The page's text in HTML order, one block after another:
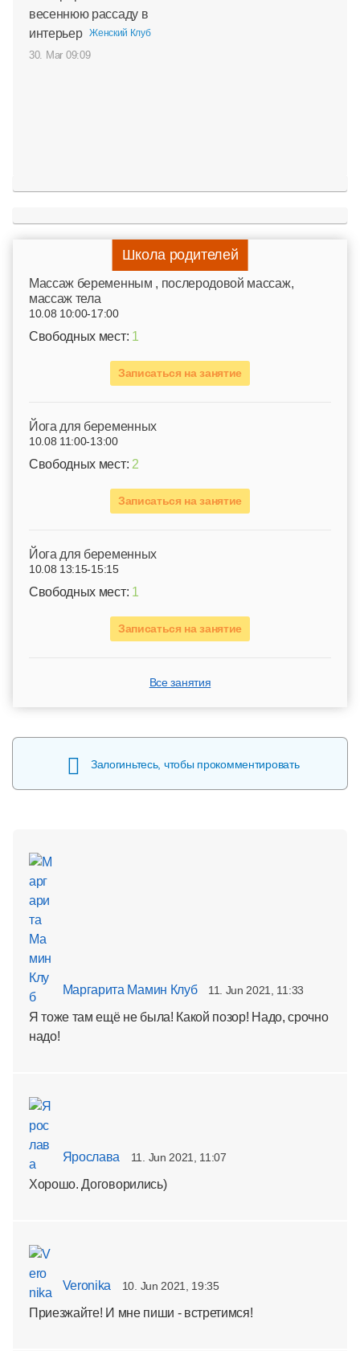
весеннюю рассаду в
интерьер
Женский Клуб
30. Mar 09:09
Школа родителей
Mассаж беременным , послеродовой массаж,
массаж тела
10.08 10:00-17:00
Свободных мест: 1
Записаться на занятие
Йога для беременных
10.08 11:00-13:00
Свободных мест: 2
Записаться на занятие
Йога для беременных
10.08 13:15-15:15
Свободных мест: 1
Записаться на занятие
Все занятия
Залогиньтесь, чтобы прокомментировать
Маргарита Мамин Клуб 11. Jun 2021, 11:33
Я тоже там ещё не была! Какой позор! Надо, срочно
надо!
Ярослава 11. Jun 2021, 11:07
Хорошо. Договорились)
Veronika 10. Jun 2021, 19:35
Приезжайте! И мне пиши - встретимся!